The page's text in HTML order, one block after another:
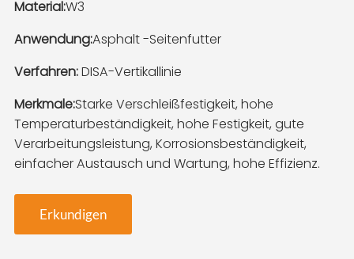
Material:W3
Anwendung:Asphalt -Seitenfutter
Verfahren:DISA-Vertikallinie
Merkmale:Starke Verschleißfestigkeit, hohe
Temperaturbeständigkeit, hohe Festigkeit, gute
Verarbeitungsleistung, Korrosionsbeständigkeit,
einfacher Austausch und Wartung, hohe Effizienz.
Erkundigen